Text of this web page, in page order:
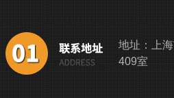
地址：上
409室